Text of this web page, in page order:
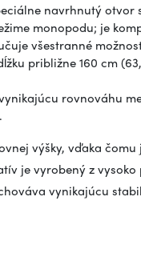
navrhnutý otvor
monopodu; je
všestranné
približne 160 cm
rovnováhu
výšky, vďaka
je vyrobený z
vynikajúcu